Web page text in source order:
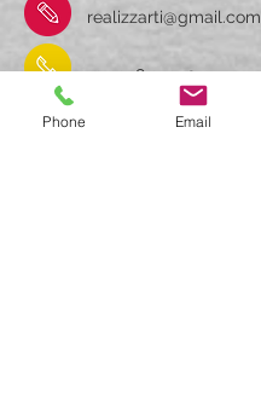
realizzarti@gmail.com
+39 348 3534093
RealizzArti
Phone Email